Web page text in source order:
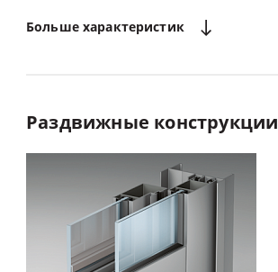
Большехарактеристик
Раздвижные конструкции